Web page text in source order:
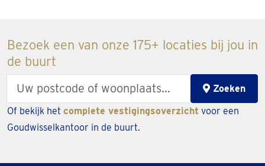
Bezoek een van onze 175+ locaties bij jou in
de buurt
zipcode
or
Zoeken
Of bekijk het complete vestigingsoverzicht voor een
Goudwisselkantoor in de buurt.